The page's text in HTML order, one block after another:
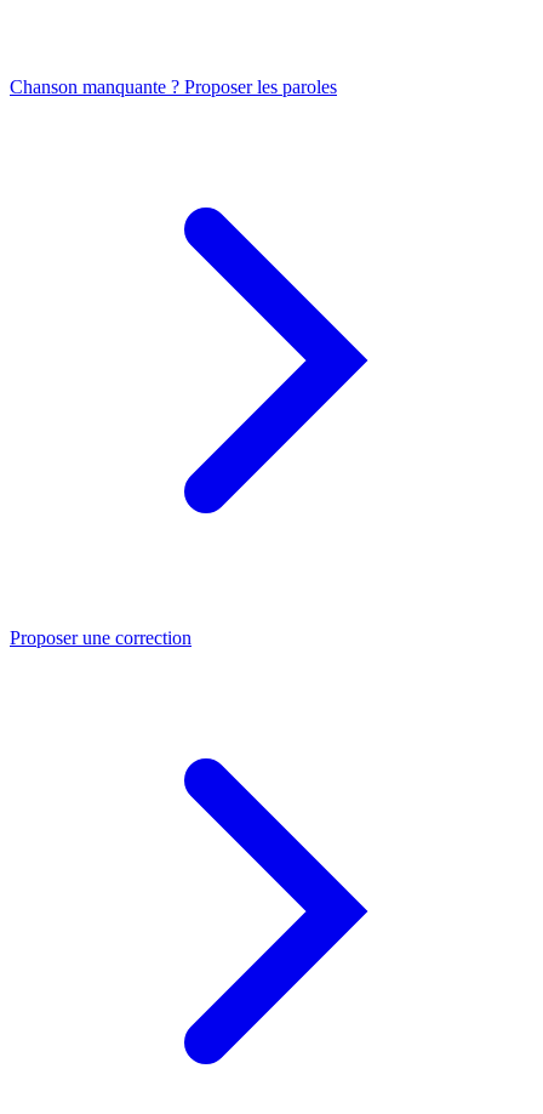
Chanson manquante ? Proposer les paroles
Proposer une correction